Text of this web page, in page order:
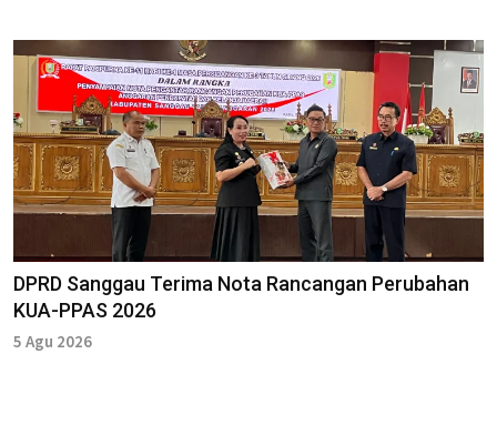
DPRD Sanggau Terima Nota Rancangan Perubahan
KUA-PPAS 2026
5 Agu 2026